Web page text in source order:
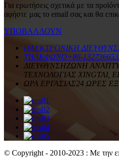
Για ερωτήσεις σχετικά με τα
αφήστε μας το email σας και θα
ΥΠΟΒΑΛΛΟΥΝ
ΗΛΕΚΤΡΟΝΙΚΗ
ΤΗΛΕΦΩΝΟ+86-
ΔΙΕΥΘΥΝΣΗΖΩΝΗ
ΤΕΧΝΟΛΟΓΙΑΣ XINGTAI,
ΩΡΑ ΕΡΓΑΣΙΑΣ24 ΩΡΕΣ
© Copyright - 2010-2023 : Με την